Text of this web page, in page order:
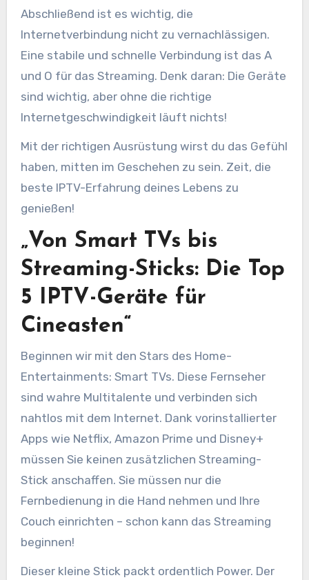
Abschließend ist es wichtig, die
Internetverbindung nicht zu vernachlässigen.
Eine stabile und schnelle Verbindung ist das A
und O für das Streaming. Denk daran: Die Geräte
sind wichtig, aber ohne die richtige
Internetgeschwindigkeit läuft nichts!
Mit der richtigen Ausrüstung wirst du das Gefühl
haben, mitten im Geschehen zu sein. Zeit, die
beste IPTV-Erfahrung deines Lebens zu
genießen!
„Von Smart TVs bis
Streaming-Sticks: Die Top
5 IPTV-Geräte für
Cineasten“
Beginnen wir mit den Stars des Home-
Entertainments: Smart TVs. Diese Fernseher
sind wahre Multitalente und verbinden sich
nahtlos mit dem Internet. Dank vorinstallierter
Apps wie Netflix, Amazon Prime und Disney+
müssen Sie keinen zusätzlichen Streaming-
Stick anschaffen. Sie müssen nur die
Fernbedienung in die Hand nehmen und Ihre
Couch einrichten – schon kann das Streaming
beginnen!
Dieser kleine Stick packt ordentlich Power. Der